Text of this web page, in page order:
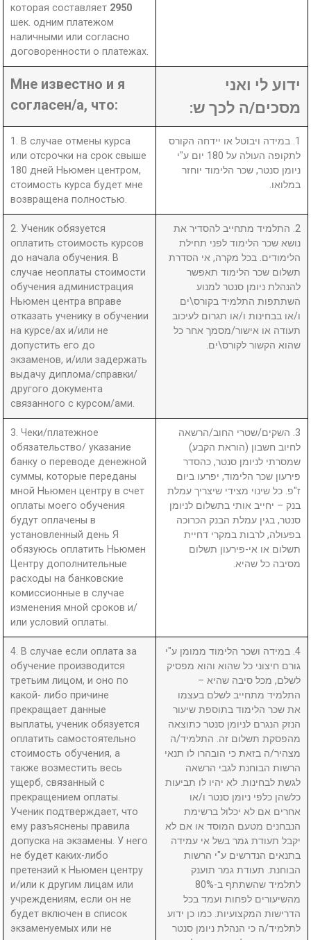
которая составляет 2950
шек. одним платежом
наличными или согласно
договоренности о платежах.
Мне известно и я
согласен/а, что:
ידוע לי ואני
מסכים/ה לכך ש:
1. В случае отмены курса
или отсрочки на срок свыше
180 дней Ньюмен центром,
стоимость курса будет мне
возвращена полностью.
1. במידה ויבוטל או יידחה הקורס
לתקופה העולה על 180 יום ע"י
ניומן סנטר, שכר הלימוד יוחזר
במלואו.
2. Ученик обязуется
оплатить стоимость курсов
до начала обучения. В
случае неоплаты стоимости
обучения администрация
Ньюмен центра вправе
отказать ученику в обучении
на курсе/ах и/или не
допустить его до
экзаменов, и/или задержать
выдачу диплома/справки/
другого документа
связанного с курсом/ами.
2. התלמיד מתחייב להסדיר את
נושא שכר הלימוד לפני תחילת
הלימודים. בכל מקרה, אי הסדרת
תשלום שכר הלימוד תאפשר
להנהלת ניומן סנטר למנוע
השתתפות התלמיד בקורס\ים
ו/או בבחינות ו/או תגרום לעיכוב
תעודה או אישור/מסמך אחר כל
שהוא הקשור לקורס\ים.
3. Чеки/платежное
обязательство/ указание
банку о переводе денежной
суммы, которые переданы
мной Ньюмен центру в счет
оплаты моего обучения
будут оплачены в
установленный день Я
обязуюсь оплатить Ньюмен
Центру дополнительные
расходы на банковские
комиссионные в случае
изменения мной сроков и/
или условий оплаты.
3. השקים/שטרי החוב/הרשאה
לחיוב חשבון (הוראת הקבע)
שמסרתי לניומן סנטר, כהסדר
פירעון שכר הלימוד, יפרעו ביום
ז"פ. כל שינוי מצידי שיצריך עמלת
בנק – יחייב אותי בתשלום לניומן
סנטר, בגין עמלת הבנק הכרוכה
בפעולה, לרבות במקרי דחיית
תשלום או אי-פירעון תשלום
מסיבה כל שהיא.
4. В случае если оплата за
обучение производится
третьим лицом, и оно по
какой- либо причине
прекращает данные
выплаты, ученик обязуется
оплатить самостоятельно
стоимость обучения, а
также возместить весь
ущерб, связанный с
прекращением оплаты.
Ученик подтверждает, что
ему разъяснены правила
допуска на экзамены. У него
не будет каких-либо
претензий к Ньюмен центру
и/или к другим лицам или
учреждениям, если он не
будет включен в список
экзаменуемых или не
4. במידה ושכר הלימוד ממומן ע"י
גורם חיצוני כל שהוא והוא מפסיק
לשלם, מכל סיבה שהיא –
התלמיד מתחייב לשלם בעצמו
את שכר הלימוד בתוספת שיעור
הנזק הנגרם לניומן סנטר כתוצאה
מהפסקת תשלום זה. התלמיד/ה
מצהיר/ה בזאת כי הובהרו לו תנאי
הרשות הבוחנת לגבי הרשאה
לגשת לבחינות. לא יהיו לו תביעות
כלשהן כלפי ניומן סנטר ו/או
אחרים אם לא יכלול ברשימת
הנבחנים מטעם המוסד או אם לא
יקבל תעודת גמר בשל אי עמידה
בתנאים הנדרשים ע"י הרשות
הבוחנת. תעודת גמר תוענק
לתלמיד שהשתתף ב-80%
מהשיעורים לפחות ועמד בכל
הדרישות המקצועיות. כמו כן ידוע
לתלמיד/ה כי הנהלת ניומן סנטר